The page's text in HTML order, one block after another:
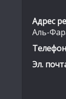
Адрес
Аль-
Эл.